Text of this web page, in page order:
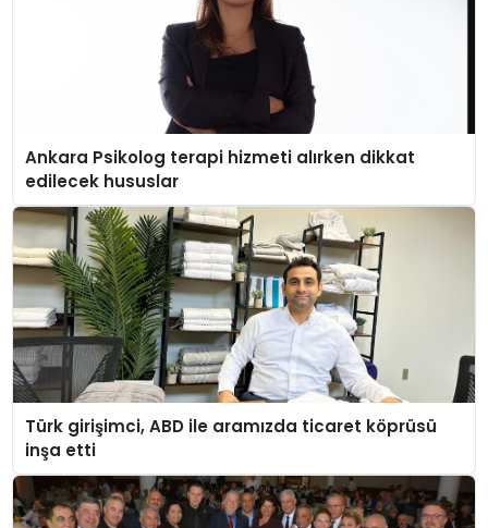
Ankara Psikolog terapi hizmeti alırken dikkat
edilecek hususlar
Türk girişimci, ABD ile aramızda ticaret köprüsü
inşa etti